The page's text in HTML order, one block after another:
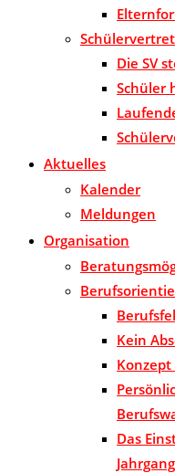
Die SV
Schüler
Aktuelles
Kalender
Meldungen
Organisation
Kein
Das